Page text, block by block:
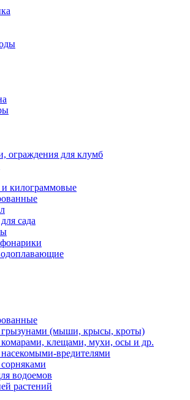
ограждения для клумб
килограммовые
сада
грызунами (мыши, крысы, кроты)
комарами, клещами, мухи, осы и др.
вредителями
водоемов
растений